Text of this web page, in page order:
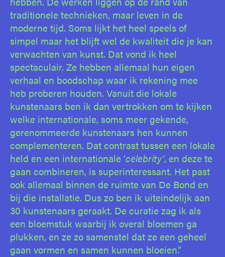
traditionele technieken, maar leven in de
moderne tijd. Soms lijkt het heel speels of
simpel maar het blijft wel de kwaliteit die je kan
verwachten van kunst. Dat vond ik heel
spectaculair. Ze hebben allemaal hun eigen
verhaal en boodschap waar ik rekening mee
heb proberen houden. Vanuit die lokale
kunstenaars ben ik dan vertrokken om te kijken
welke internationale, soms meer gekende,
gerenommeerde kunstenaars hen kunnen
complementeren. Dat contrast tussen een lokale
held en een internationale ‘celebrity’, en deze te
gaan combineren, is superinteressant. Het past
ook allemaal binnen de ruimte van De Bond en
bij die installatie. Dus zo ben ik uiteindelijk aan
30 kunstenaars geraakt. De curatie zag ik als
een bloemstuk waarbij ik overal bloemen ga
plukken, en ze zo samenstel dat ze een geheel
gaan vormen en samen kunnen bloeien.”